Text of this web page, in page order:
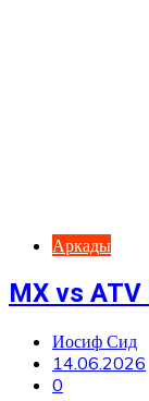
Аркады
MX vs
Иосиф Сид
14.06.2026
0